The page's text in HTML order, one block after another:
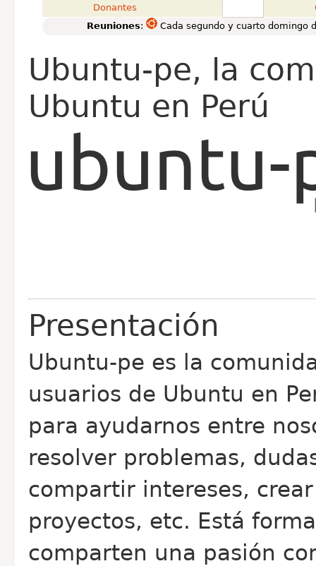
Donantes
Reuniones: Cada segundo y cuarto domingo
Ubuntu-pe, la
Ubuntu en Perú
Presentación
Ubuntu-pe es la
usuarios de Ubuntu en
para ayudarnos entre
resolver problemas,
compartir intereses,
proyectos, etc. Está
comparten una pasión